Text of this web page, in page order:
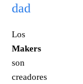
dad
Los
Makers
son
creadores